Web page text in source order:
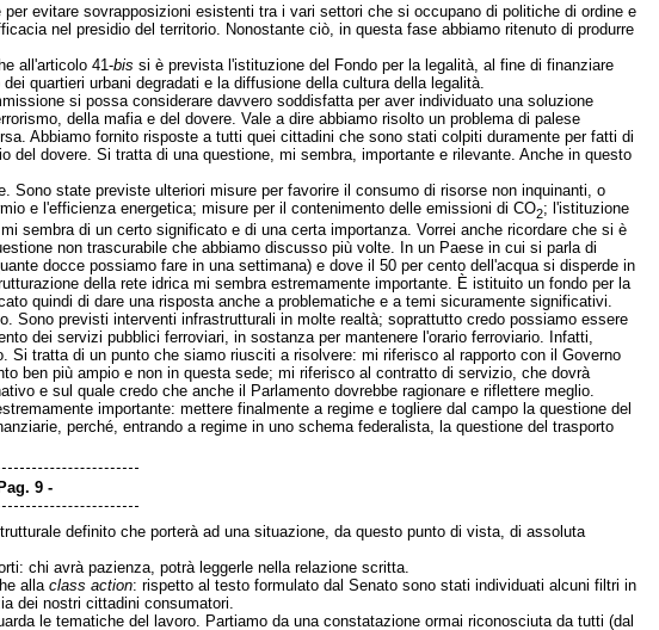
evitare sovrapposizioni esistenti tra i vari settori che si occupano di politiche di ordine e
nel presidio del territorio. Nonostante ciò, in questa fase abbiamo ritenuto di produrre
all'articolo 41-bis si è prevista l'istituzione del Fondo per la legalità, al fine di finanziare
quartieri urbani degradati e la diffusione della cultura della legalità.
si possa considerare davvero soddisfatta per aver individuato una soluzione
della mafia e del dovere. Vale a dire abbiamo risolto un problema di palese
Abbiamo fornito risposte a tutti quei cittadini che sono stati colpiti duramente per fatti di
dovere. Si tratta di una questione, mi sembra, importante e rilevante. Anche in questo
Sono state previste ulteriori misure per favorire il consumo di risorse non inquinanti, o
e l'efficienza energetica; misure per il contenimento delle emissioni di CO2; l'istituzione
sembra di un certo significato e di una certa importanza. Vorrei anche ricordare che si è
non trascurabile che abbiamo discusso più volte. In un Paese in cui si parla di
docce possiamo fare in una settimana) e dove il 50 per cento dell'acqua si disperde in
della rete idrica mi sembra estremamente importante. È istituito un fondo per la
quindi di dare una risposta anche a problematiche e a temi sicuramente significativi.
Sono previsti interventi infrastrutturali in molte realtà; soprattutto credo possiamo essere
dei servizi pubblici ferroviari, in sostanza per mantenere l'orario ferroviario. Infatti,
tratta di un punto che siamo riusciti a risolvere: mi riferisco al rapporto con il Governo
ben più ampio e non in questa sede; mi riferisco al contratto di servizio, che dovrà
e sul quale credo che anche il Parlamento dovrebbe ragionare e riflettere meglio.
importante: mettere finalmente a regime e togliere dal campo la questione del
perché, entrando a regime in uno schema federalista, la questione del trasporto
Pag. 9
definito che porterà ad una situazione, da questo punto di vista, di assoluta
chi avrà pazienza, potrà leggerle nella relazione scritta.
alla class action: rispetto al testo formulato dal Senato sono stati individuati alcuni filtri in
dei nostri cittadini consumatori.
le tematiche del lavoro. Partiamo da una constatazione ormai riconosciuta da tutti (dal